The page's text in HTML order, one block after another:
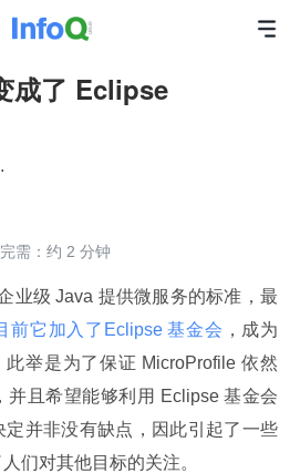
成了 Eclipse
需：约 2 分钟
业级 Java 提供微服务的标准，最
前它加入了Eclipse 基金会 ，成为
此举是为了保证 MicroProfile 依然
并且希望能够利用 Eclipse 基金会
定并非没有缺点，因此引起了一些
们对其他目标的关注。